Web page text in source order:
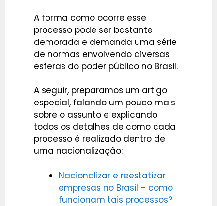
A forma como ocorre esse
processo pode ser bastante
demorada e demanda uma série
de normas envolvendo diversas
esferas do poder público no Brasil.
A seguir, preparamos um artigo
especial, falando um pouco mais
sobre o assunto e explicando
todos os detalhes de como cada
processo é realizado dentro de
uma nacionalização:
Nacionalizar e reestatizar
empresas no Brasil – como
funcionam tais processos?